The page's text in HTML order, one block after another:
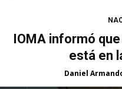
IOMA informó
está en
Daniel